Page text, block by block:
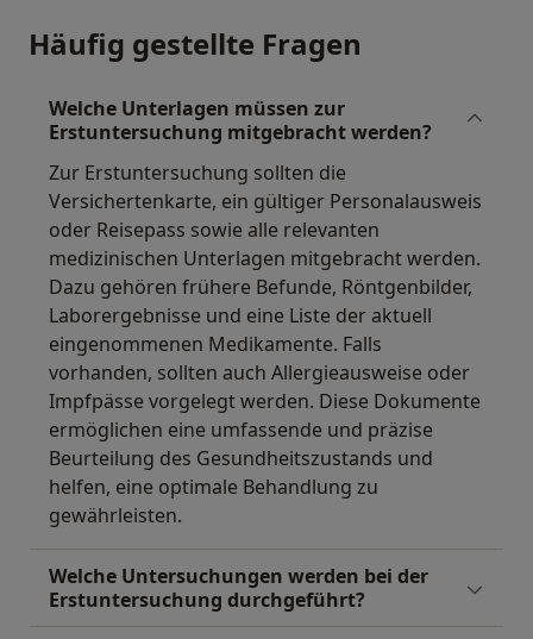
Häufig gestellte Fragen
Welche Unterlagen müssen zur
Erstuntersuchung mitgebracht werden?
Zur Erstuntersuchung sollten die
Versichertenkarte, ein gültiger Personalausweis
oder Reisepass sowie alle relevanten
medizinischen Unterlagen mitgebracht werden.
Dazu gehören frühere Befunde, Röntgenbilder,
Laborergebnisse und eine Liste der aktuell
eingenommenen Medikamente. Falls
vorhanden, sollten auch Allergieausweise oder
Impfpässe vorgelegt werden. Diese Dokumente
ermöglichen eine umfassende und präzise
Beurteilung des Gesundheitszustands und
helfen, eine optimale Behandlung zu
gewährleisten.
Welche Untersuchungen werden bei der
Erstuntersuchung durchgeführt?